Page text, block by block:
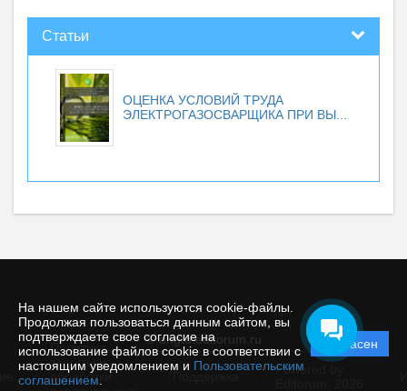
На нашем сайте используются cookie-файлы.
Продолжая пользоваться данным сайтом, вы
подтверждаете свое согласие на
использование файлов cookie в соответствии с
настоящим уведомлением и Пользовательским
соглашением
Согласен
Статьи
ОЦЕНКА УСЛОВИЙ ТРУДА
ЭЛЕКТРОГАЗОСВАРЩИКА ПРИ ВЫ...
© angtu.editorum.ru
Политика
защиты и
обработки
Powered by